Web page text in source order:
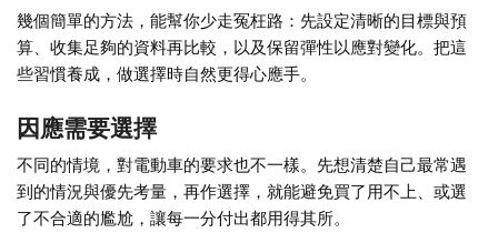
幾個簡單的方法，能幫你少走冤枉路：先設定清晰的目標與預
算、收集足夠的資料再比較，以及保留彈性以應對變化。把這
些習慣養成，做選擇時自然更得心應手。
因應需要選擇
不同的情境，對電動車的要求也不一樣。先想清楚自己最常遇
到的情況與優先考量，再作選擇，就能避免買了用不上、或選
了不合適的尷尬，讓每一分付出都用得其所。